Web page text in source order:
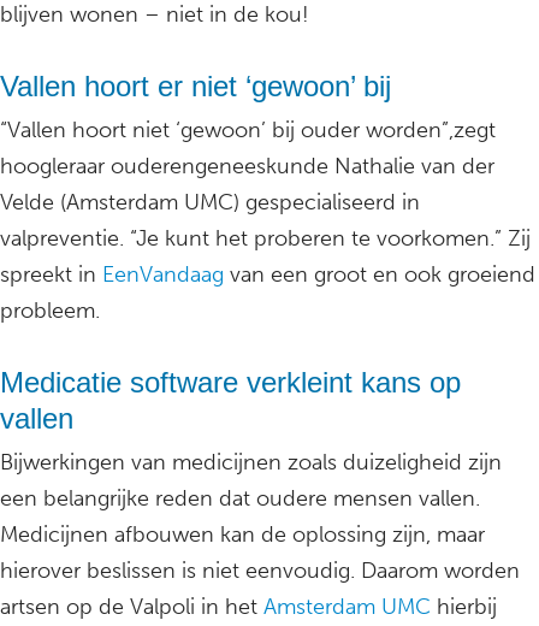
blijven wonen – niet in de kou!
Vallen hoort er niet ‘gewoon’ bij
“Vallen hoort niet ‘gewoon’ bij ouder worden”,zegt
hoogleraar ouderengeneeskunde Nathalie van der
Velde (Amsterdam UMC) gespecialiseerd in
valpreventie. “Je kunt het proberen te voorkomen.” Zij
spreekt in EenVandaag van een groot en ook groeiend
probleem.
Medicatie software verkleint kans op
vallen
Bijwerkingen van medicijnen zoals duizeligheid zijn
een belangrijke reden dat oudere mensen vallen.
Medicijnen afbouwen kan de oplossing zijn, maar
hierover beslissen is niet eenvoudig. Daarom worden
artsen op de Valpoli in het Amsterdam UMC hierbij